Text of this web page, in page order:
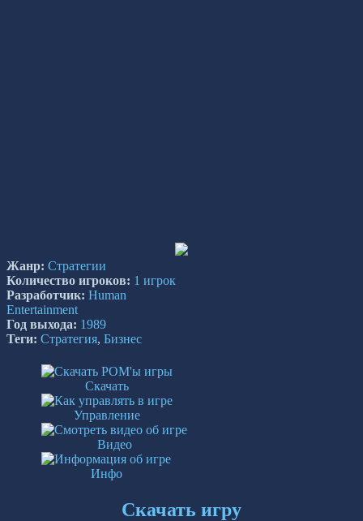
Жанр: Стратегии
Количество игроков: 1 игрок
Разработчик: Human
Entertainment
Год выхода: 1989
Теги: Стратегия, Бизнес
Скачать
Управление
Видео
Инфо
Скачать игру